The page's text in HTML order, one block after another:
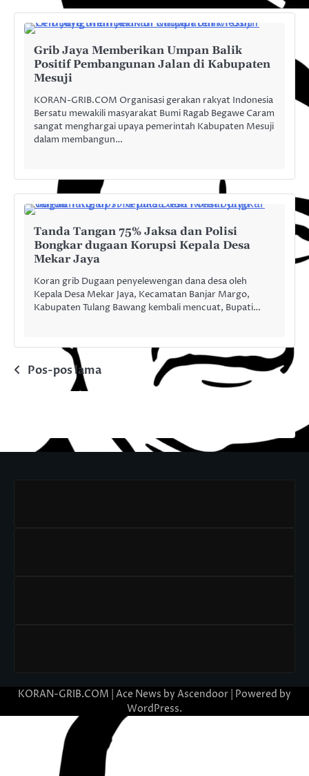
Grib Jaya Memberikan Umpan Balik
Positif Pembangunan Jalan di Kabupaten
Mesuji
KORAN-GRIB.COM Organisasi gerakan rakyat Indonesia
Bersatu mewakili masyarakat Bumi Ragab Begawe Caram
sangat menghargai upaya pemerintah Kabupaten Mesuji
dalam membangun…
Tanda Tangan 75% Jaksa dan Polisi
Bongkar dugaan Korupsi Kepala Desa
Mekar Jaya
Koran grib Dugaan penyelewengan dana desa oleh
Kepala Desa Mekar Jaya, Kecamatan Banjar Margo,
Kabupaten Tulang Bawang kembali mencuat, Bupati…
Navigasi
Pos-pos lama
KORAN-GRIB.COM | Ace News by Ascendoor | Powered by
WordPress.